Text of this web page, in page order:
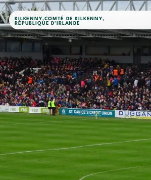
KILKENNY,COMTÉ DE KILKENNY,
RÉPUBLIQUE D'IRLANDE